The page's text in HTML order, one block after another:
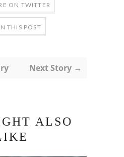
ON TWITTER
THIS POST
Next Story →
ALSO